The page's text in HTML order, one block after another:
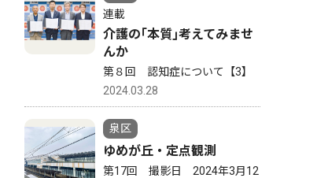
連載
介護の｢本質｣考えてみませ
んか
第８回 認知症について【3】
2024.03.28
泉区
ゆめが丘・定点観測
第17回 撮影日 2024年3月12